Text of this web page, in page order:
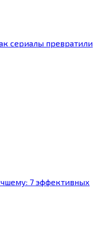
сериалы превратили
7 эффективных